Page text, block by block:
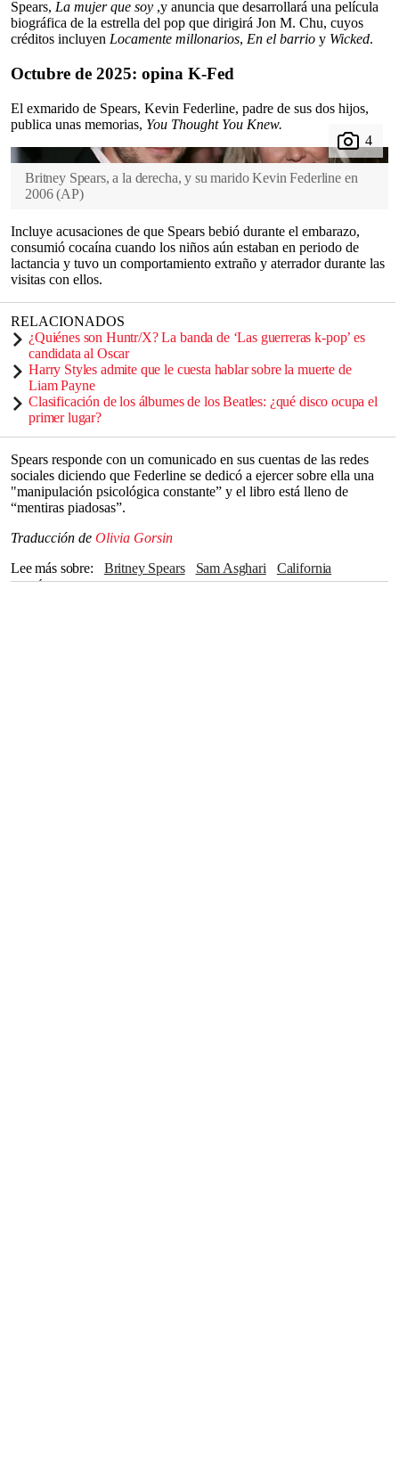
Spears, La mujer que soy ,y anuncia que desarrollará una película
biográfica de la estrella del pop que dirigirá Jon M. Chu, cuyos
créditos incluyen Locamente millonarios, En el barrio y Wicked.
Octubre de 2025: opina K-Fed
El exmarido de Spears, Kevin Federline, padre de sus dos hijos,
publica unas memorias, You Thought You Knew.
Britney Spears, a la derecha, y su marido Kevin Federline en
2006 (AP)
Incluye acusaciones de que Spears bebió durante el embarazo,
consumió cocaína cuando los niños aún estaban en periodo de
lactancia y tuvo un comportamiento extraño y aterrador durante las
visitas con ellos.
RELACIONADOS
¿Quiénes son Huntr/X? La banda de ‘Las guerreras k-pop’ es
candidata al Oscar
Harry Styles admite que le cuesta hablar sobre la muerte de
Liam Payne
Clasificación de los álbumes de los Beatles: ¿qué disco ocupa el
primer lugar?
Spears responde con un comunicado en sus cuentas de las redes
sociales diciendo que Federline se dedicó a ejercer sobre ella una
"manipulación psicológica constante” y el libro está lleno de
“mentiras piadosas”.
Traducción de Olivia Gorsin
Lee más sobre
Britney Spears Sam Asghari
California